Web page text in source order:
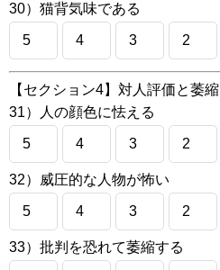
30）猫背気味である
5 4 3 2
【セクション4】対人評価と萎縮
31）人の顔色に怯える
5 4 3 2
32）威圧的な人物が怖い
5 4 3 2
33）批判を恐れて萎縮する